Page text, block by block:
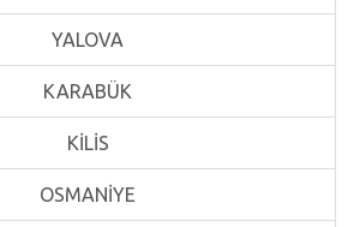
YALOVA
KARABÜK
KİLİS
OSMANİYE